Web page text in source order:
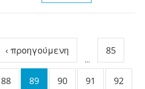
‹ προηγούμενη
…
85
88 89 90 91 92